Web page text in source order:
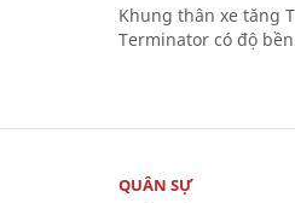
Khung thân xe tăng
Terminator có độ
QUÂN SỰ